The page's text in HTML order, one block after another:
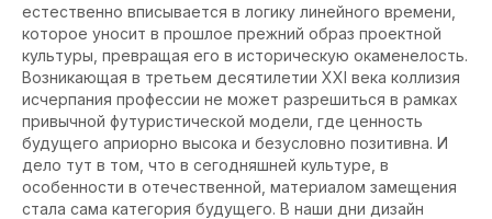
естественно вписывается в логику линейного времени,
которое уносит в прошлое прежний образ проектной
культуры, превращая его в историческую окаменелость.
Возникающая в третьем десятилетии XXI века коллизия
исчерпания профессии не может разрешиться в рамках
привычной футуристической модели, где ценность
будущего априорно высока и безусловно позитивна. И
дело тут в том, что в сегодняшней культуре, в
особенности в отечественной, материалом замещения
стала сама категория будущего. В наши дни дизайн